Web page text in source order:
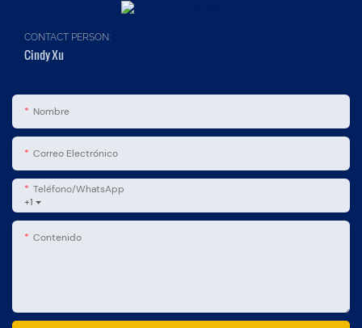
CONTACT PERSON:
Cindy Xu
Nombre
Correo Electrónico
+1
Teléfono/WhatsApp
Contenido